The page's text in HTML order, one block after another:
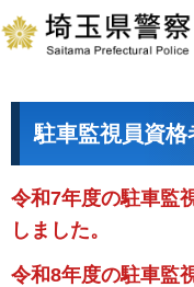
駐車監視員資
令和7年度の駐車監
しました。
令和8年度の駐車監